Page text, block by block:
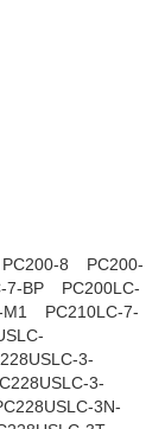
PC200-8
PC200-
7-BP
PC200LC-
PC210LC-7-
3-
3-
3N-